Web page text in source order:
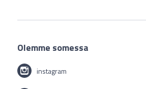
Olemme somessa
instagram